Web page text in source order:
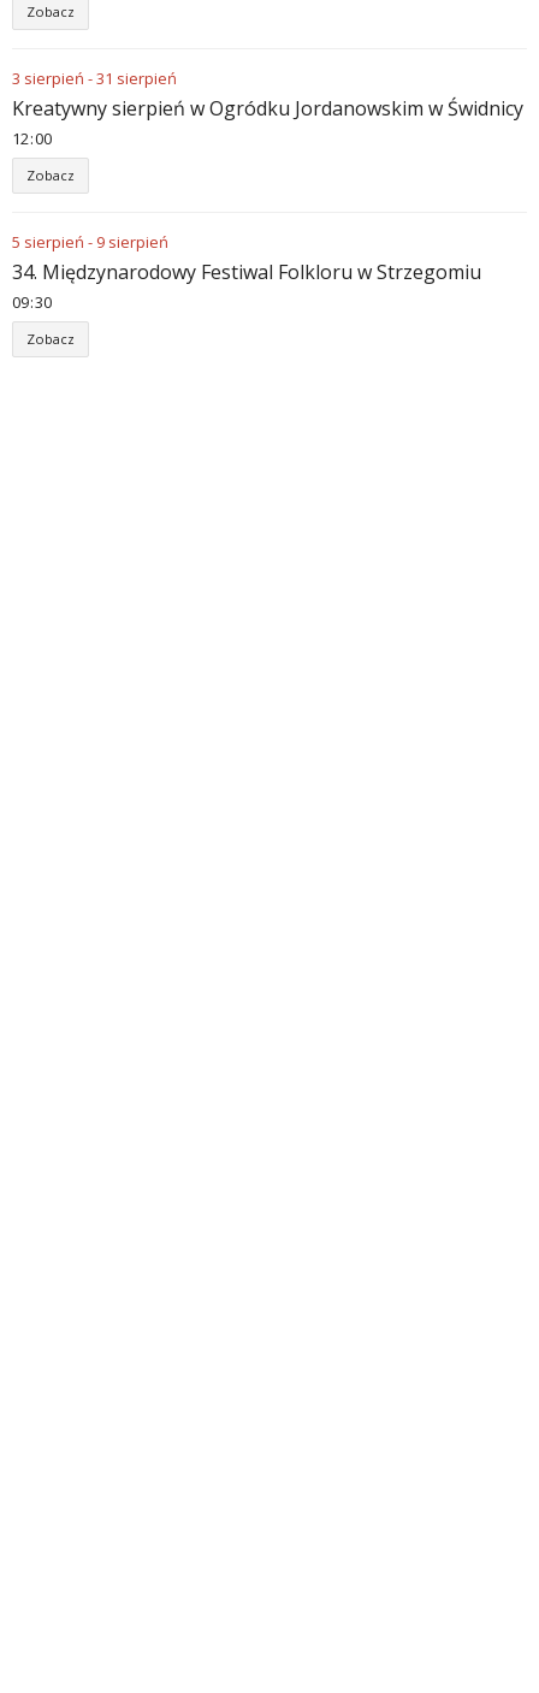
Zobacz
3 sierpień -31 sierpień
Kreatywny sierpień w Ogródku Jordanowskim w Świdnicy
12:00
Zobacz
5 sierpień - 9 sierpień
34. Międzynarodowy Festiwal Folkloru w Strzegomiu
09:30
Zobacz